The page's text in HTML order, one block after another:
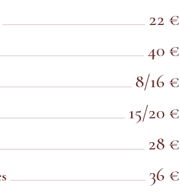
22 €
40 €
8/16 €
15/20 €
28 €
36 €